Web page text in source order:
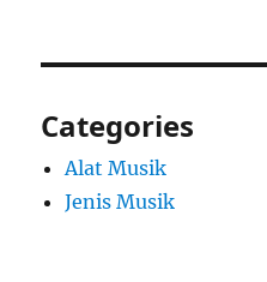
Categories
Alat Musik
Jenis Musik